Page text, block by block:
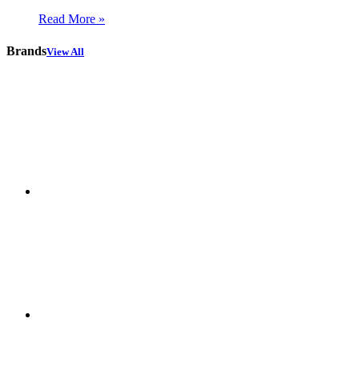
Read More »
BrandsView All